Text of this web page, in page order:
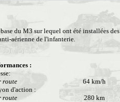
du M3 sur lequel ont été installées des
aérienne de l'infanterie.
:
route
d'action :
route
64 km/h
280 km